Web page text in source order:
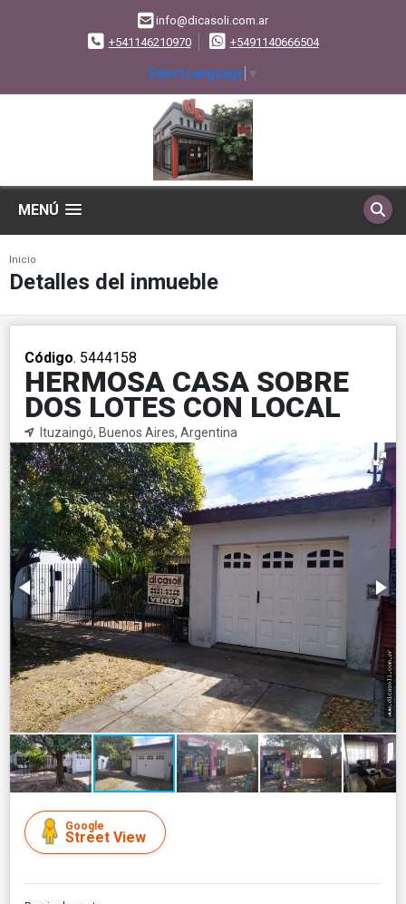
info@dicasoli.com.ar
+541146210970
+5491140666504
Select Language ▼
MENÚ
Inicio
Detalles del inmueble
Código. 5444158
HERMOSA CASA SOBRE
DOS LOTES CON LOCAL
Ituzaingó, Buenos Aires, Argentina
Google
Street View